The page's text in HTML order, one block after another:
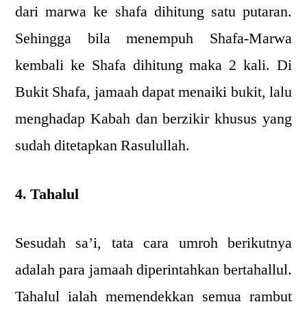
dari marwa ke shafa dihitung satu putaran.
Sehingga bila menempuh Shafa-Marwa
kembali ke Shafa dihitung maka 2 kali. Di
Bukit Shafa, jamaah dapat menaiki bukit, lalu
menghadap Kabah dan berzikir khusus yang
sudah ditetapkan Rasulullah.
4. Tahalul
Sesudah sa’i, tata cara umroh berikutnya
adalah para jamaah diperintahkan bertahallul.
Tahalul ialah memendekkan semua rambut